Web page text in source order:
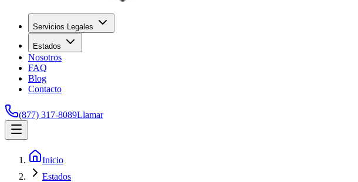
Servicios Legales
Estados
Nosotros
FAQ
Blog
Contacto
(877) 317-8089Llamar
Inicio
Estados